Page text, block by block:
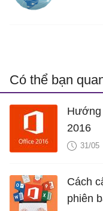
Có thể bạn
Hướng
2016
31/05
Cách
phiên